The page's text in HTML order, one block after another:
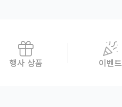
행사 상품 이벤트